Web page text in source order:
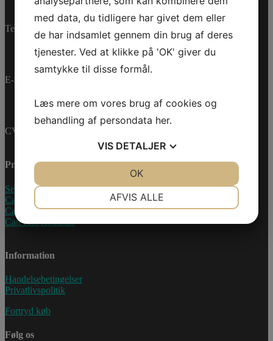
Telefon:
E-mail:
CVR-nummer: 27233678
Produkter
Sea-Doo Vandscooter
Can-Am ATV
Can-Am UTV
Can-Am Roadster
Information
Handelsebetingelser
Privatlivspolitik
Fortryd køb
Følg os
med data, du tidligere har givet dem eller
de har indsamlet gennem din brug af deres
tjenester. Ved at klikke på 'OK' giver du
samtykke til disse formål.
Læs mere om vores brug af cookies og
behandling af persondata her.
VIS DETALJER
AFVIS ALLE
OK